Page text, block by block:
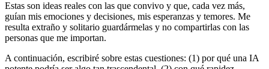
Estas son ideas reales con las que convivo y que, cada vez más,
guían mis emociones y decisiones, mis esperanzas y temores. Me
resulta extraño y solitario guardármelas y no compartirlas con las
personas que me importan.
A continuación, escribiré sobre estas cuestiones: (1) por qué una IA